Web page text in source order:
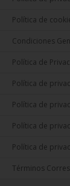
Política de
Condiciones
Política de
Política de
Política de
Política de
Política de
Términos